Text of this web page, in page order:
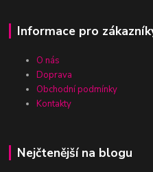
Informace pro
O nás
Doprava
Obchodní podmínky
Kontakty
Nejčtenější na blogu